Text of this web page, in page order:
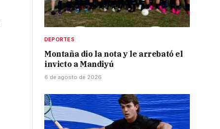
DEPORTES
Montaña dio la nota y le arrebató el
invicto a Mandiyú
6 de agosto de 2026